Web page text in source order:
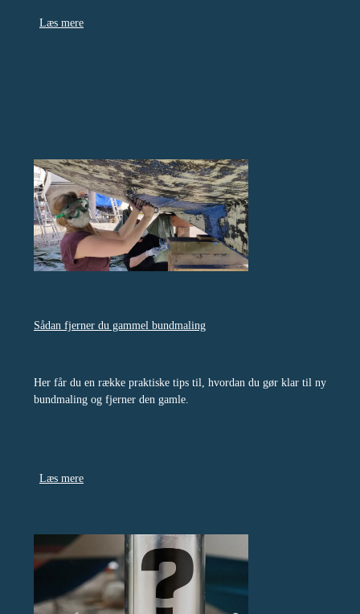
Læs mere
Sådan fjerner du gammel bundmaling
Her får du en række praktiske tips til, hvordan du gør klar til ny
bundmaling og fjerner den gamle.
Læs mere